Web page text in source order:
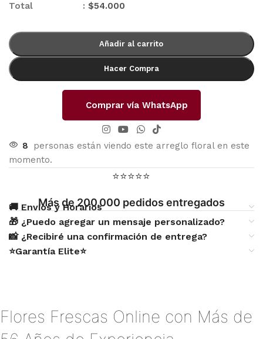
Total : $54.000
Añadir al carrito
Hacer Compra
Comprar vía WhatsApp
8
personas están viendo este arreglo floral en este
momento.
⭐⭐⭐⭐⭐
Más de 200.000 pedidos entregados
🚚 Envíos y Horarios
🎁 ¿Puedo agregar un mensaje personalizado?
📸 ¿Recibiré una confirmación de entrega?
⭐Garantía Elite⭐
Flores Frescas Online con Más de